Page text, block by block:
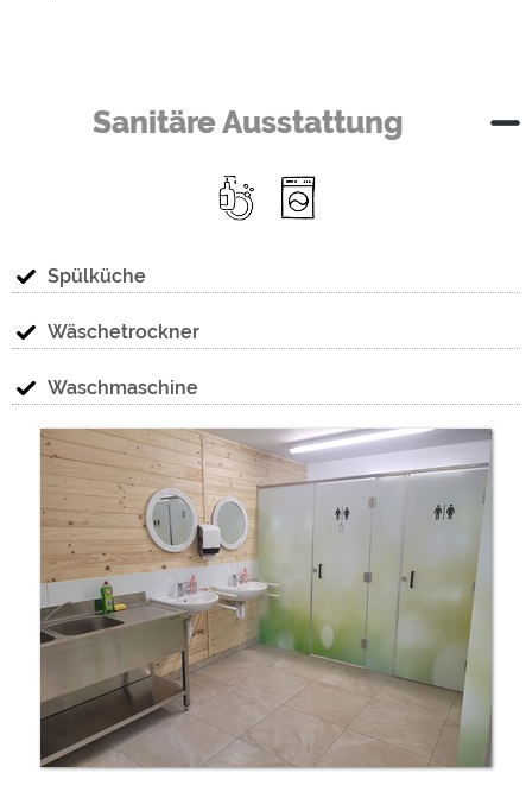
Sanitäre Ausstattung
Spülküche
Wäschetrockner
Waschmaschine